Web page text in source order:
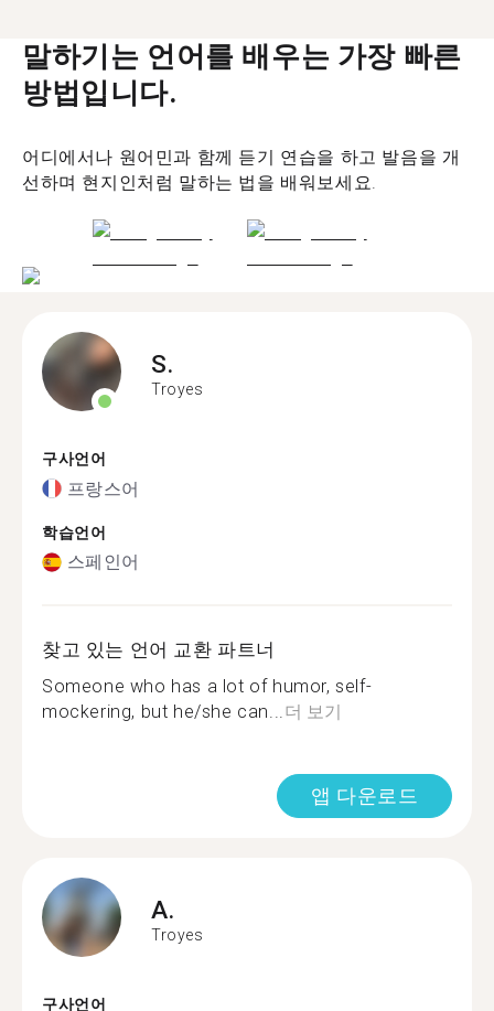
말하기는 언어를 배우는 가장 빠른
방법입니다.
어디에서나 원어민과 함께 듣기 연습을 하고 발음을 개
선하며 현지인처럼 말하는 법을 배워보세요.
S.
Troyes
구사언어
프랑스어
학습언어
스페인어
찾고 있는 언어 교환 파트너
Someone who has a lot of humor, self-
mockering, but he/she can...더 보기
앱 다운로드
A.
Troyes
구사언어